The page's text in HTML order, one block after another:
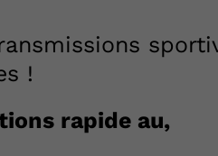
!
rapide au,